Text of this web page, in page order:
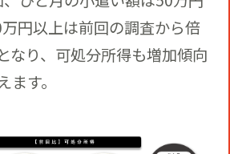
円以上は前回の調査から倍
なり、可処分所得も増加傾向
す。